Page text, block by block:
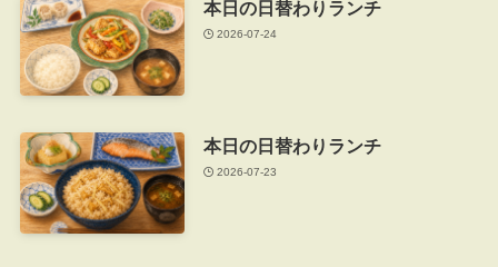
本日の日替わりランチ
2026-07-24
本日の日替わりランチ
2026-07-23